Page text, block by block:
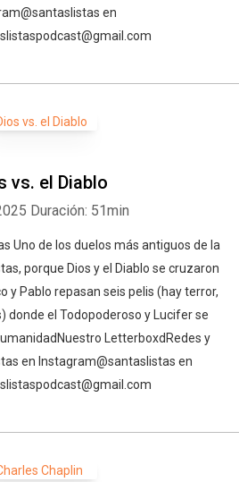
en
vs. el Diablo
Duración: 51min
Uno de los duelos más antiguos de la
porque Dios y el Diablo se cruzaron
y Pablo repasan seis pelis (hay terror,
donde el Todopoderoso y Lucifer se
Letterboxd⁠⁠⁠⁠⁠⁠⁠⁠⁠⁠⁠⁠⁠⁠⁠⁠⁠⁠⁠⁠⁠⁠⁠⁠⁠⁠⁠⁠⁠⁠⁠⁠⁠⁠⁠⁠Redes y
en Instagram⁠⁠⁠⁠⁠⁠⁠⁠⁠⁠⁠⁠⁠⁠⁠⁠⁠⁠⁠⁠⁠⁠⁠⁠⁠⁠⁠⁠⁠⁠⁠⁠⁠⁠⁠⁠@santaslistas⁠⁠⁠⁠⁠⁠⁠⁠⁠⁠⁠⁠⁠⁠⁠⁠ en